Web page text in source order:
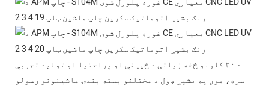
د ۲۰ کلونو څخه زیاتې د څیړنې او پراختیا او تولید تجربې
سره، موږ په بشپړ ډول د مختلفو بسته بندۍ ماشینونو رسولو